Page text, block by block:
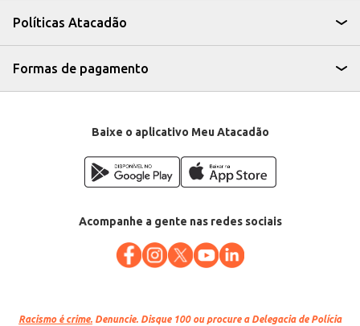
Políticas Atacadão
Formas de pagamento
Baixe o aplicativo Meu Atacadão
Acompanhe a gente nas redes sociais
Racismo é crime. Denuncie. Disque 100 ou procure a Delegacia de Polícia